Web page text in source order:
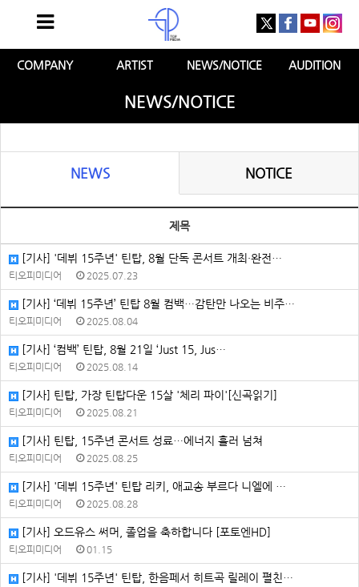
COMPANY ARTIST NEWS/NOTICE AUDITION
NEWS/NOTICE
NEWS NOTICE
제목
[기사] '데뷔 15주년' 틴탑, 8월 단독 콘서트 개최·완전…
티오피미디어 2025.07.23
[기사] ‘데뷔 15주년’ 틴탑 8월 컴백…감탄만 나오는 비주…
티오피미디어 2025.08.04
[기사] ‘컴백’ 틴탑, 8월 21일 ‘Just 15, Jus…
티오피미디어 2025.08.14
[기사] 틴탑, 가장 틴탑다운 15살 '체리 파이'[신곡읽기]
티오피미디어 2025.08.21
[기사] 틴탑, 15주년 콘서트 성료…에너지 흘러 넘쳐
티오피미디어 2025.08.25
[기사] '데뷔 15주년' 틴탑 리키, 애교송 부르다 니엘에 …
티오피미디어 2025.08.28
[기사] 오드유스 써머, 졸업을 축하합니다 [포토엔HD]
티오피미디어 01.15
[기사] '데뷔 15주년' 틴탑, 한음페서 히트곡 릴레이 펼친…